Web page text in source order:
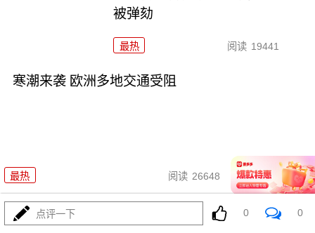
被弹劾
最热 阅读 19441
寒潮来袭 欧洲多地交通受阻
最热 阅读 26648 01-06
外交部回应美方关于中国军事演习的言论
点评一下 0 0